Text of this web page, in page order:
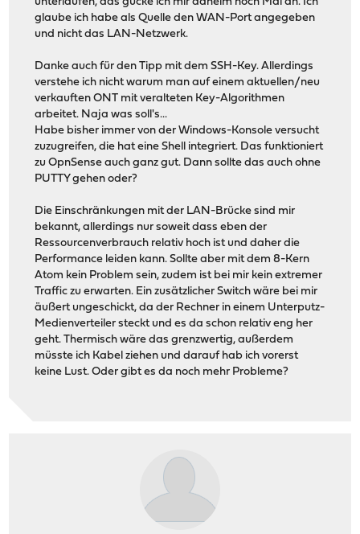
glaube ich habe als Quelle den WAN-Port angegeben
und nicht das LAN-Netzwerk.
Danke auch für den Tipp mit dem SSH-Key. Allerdings
verstehe ich nicht warum man auf einem aktuellen/neu
verkauften ONT mit veralteten Key-Algorithmen
arbeitet. Naja was soll's...
Habe bisher immer von der Windows-Konsole versucht
zuzugreifen, die hat eine Shell integriert. Das funktioniert
zu OpnSense auch ganz gut. Dann sollte das auch ohne
PUTTY gehen oder?
Die Einschränkungen mit der LAN-Brücke sind mir
bekannt, allerdings nur soweit dass eben der
Ressourcenverbrauch relativ hoch ist und daher die
Performance leiden kann. Sollte aber mit dem 8-Kern
Atom kein Problem sein, zudem ist bei mir kein extremer
Traffic zu erwarten. Ein zusätzlicher Switch wäre bei mir
äußert ungeschickt, da der Rechner in einem Unterputz-
Medienverteiler steckt und es da schon relativ eng her
geht. Thermisch wäre das grenzwertig, außerdem
müsste ich Kabel ziehen und darauf hab ich vorerst
keine Lust. Oder gibt es da noch mehr Probleme?